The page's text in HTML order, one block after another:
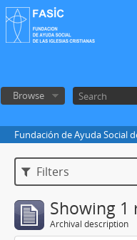
Browse
Fundación de Ayuda Social
Filters
Showing 1
Archival description